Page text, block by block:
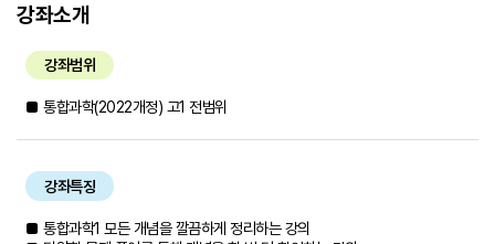
강좌소개
강좌범위
■ 통합과학(2022개정) 고1 전범위
강좌특징
■ 통합과학1 모든 개념을 깔끔하게 정리하는 강의